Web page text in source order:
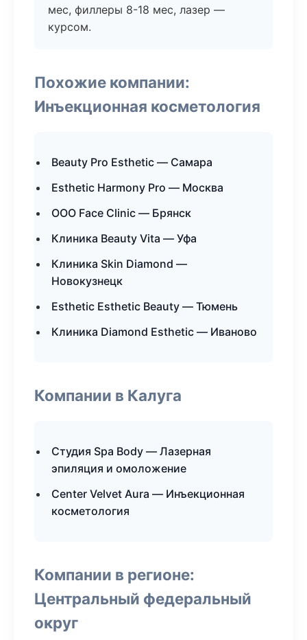
мес, филлеры 8-18 мес, лазер —
курсом.
Похожие компании:
Инъекционная косметология
Beauty Pro Esthetic — Самара
Esthetic Harmony Pro — Москва
ООО Face Clinic — Брянск
Клиника Beauty Vita — Уфа
Клиника Skin Diamond —
Новокузнецк
Esthetic Esthetic Beauty — Тюмень
Клиника Diamond Esthetic — Иваново
Компании в Калуга
Студия Spa Body — Лазерная
эпиляция и омоложение
Center Velvet Aura — Инъекционная
косметология
Компании в регионе:
Центральный федеральный
округ